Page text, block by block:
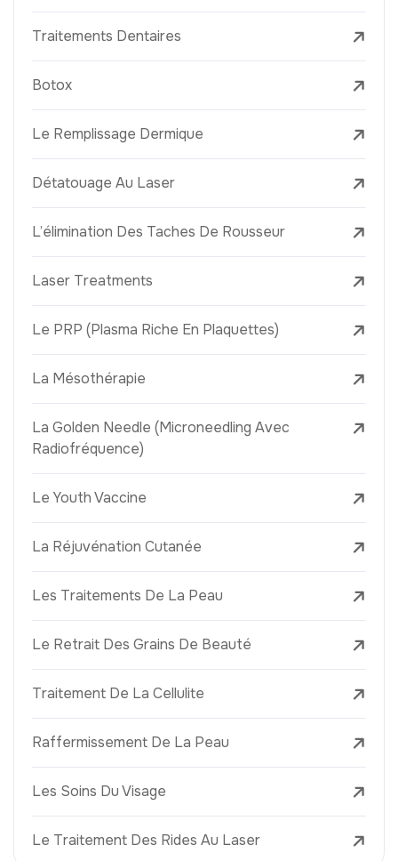
Traitements Dentaires
Botox
Le Remplissage Dermique
Détatouage Au Laser
L’élimination Des Taches De Rousseur
Laser Treatments
Le PRP (Plasma Riche En Plaquettes)
La Mésothérapie
La Golden Needle (Microneedling Avec
Radiofréquence)
Le Youth Vaccine
La Réjuvénation Cutanée
Les Traitements De La Peau
Le Retrait Des Grains De Beauté
Traitement De La Cellulite
Raffermissement De La Peau
Les Soins Du Visage
Le Traitement Des Rides Au Laser